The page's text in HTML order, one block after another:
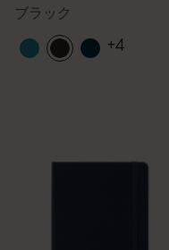
ブラック
+4